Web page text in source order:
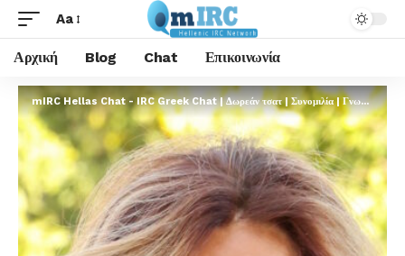
Aa
Αρχική Blog Chat Επικοινωνία
mIRC Hellas Chat - IRC Greek Chat | Δωρεάν τσατ | Συνομιλία | Γνωριμίες | FREE